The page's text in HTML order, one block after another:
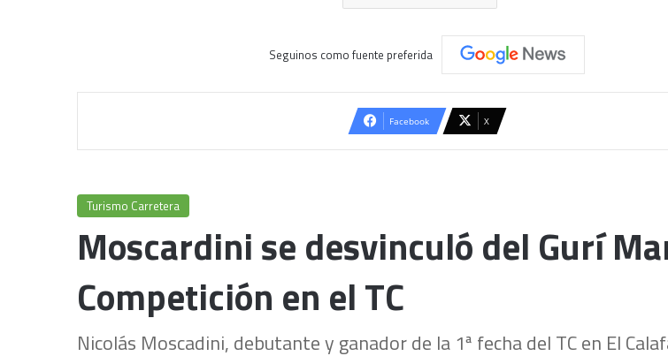
Seguinos como fuente preferida
Facebook X